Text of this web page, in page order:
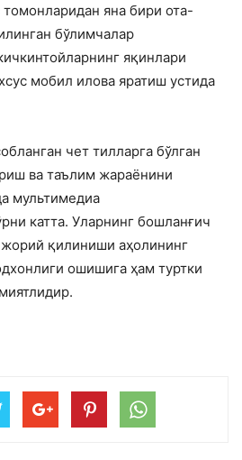
яна бири ота-
бўлимчалар
яқинлари
мобил илова яратиш устида
чет тилларга бўлган
ва таълим жараёнини
мультимедиа
катта. Уларнинг бошланғич
қилиниши аҳолининг
ошишига ҳам туртки